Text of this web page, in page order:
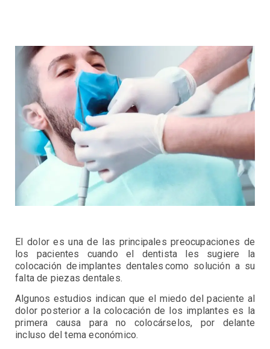
El dolor es una de las principales preocupaciones de
los pacientes cuando el dentista les sugiere la
colocación de implantes dentales como solución a su
falta de piezas dentales.
Algunos estudios indican que el miedo del paciente al
dolor posterior a la colocación de los implantes es la
primera causa para no colocárselos, por delante
incluso del tema económico.